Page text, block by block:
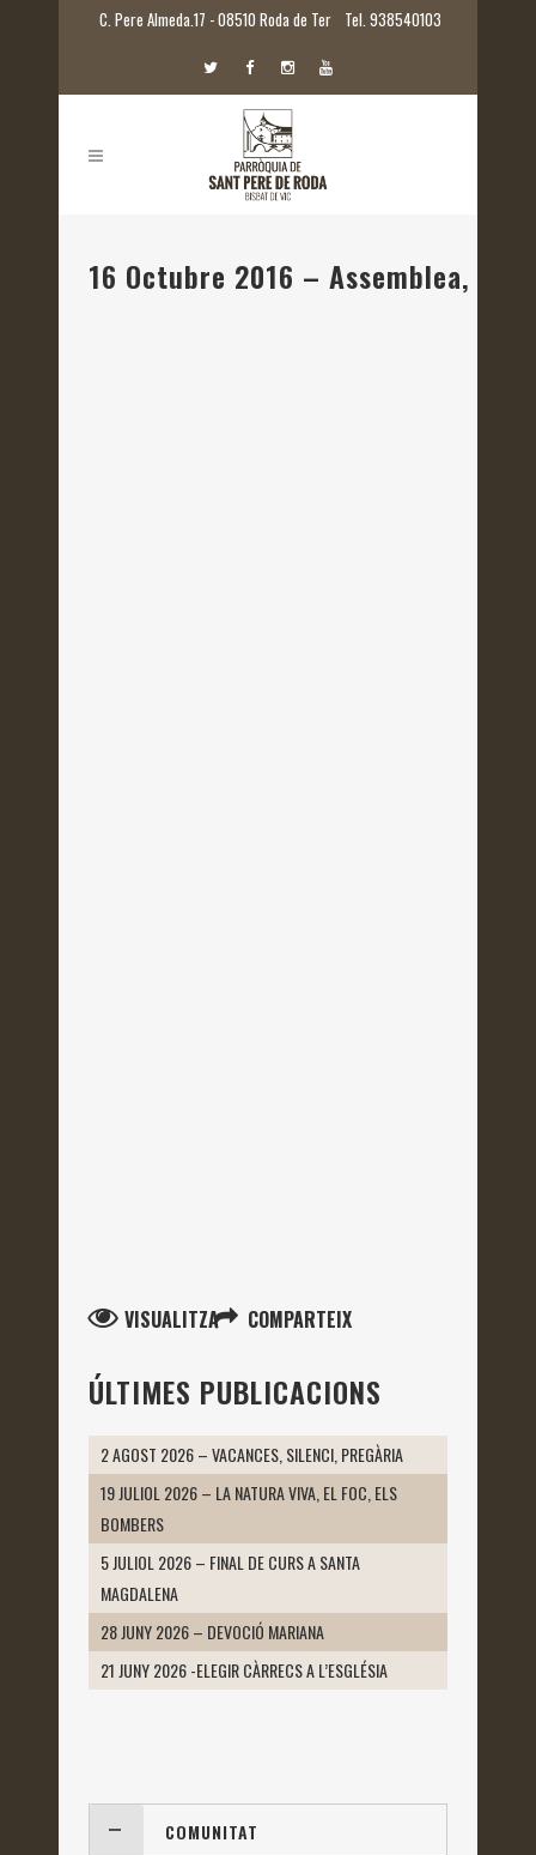
C. Pere Almeda.17 - 08510 Roda de Ter Tel. 938540103
16 Octubre 2016 – Assemblea, els
VISUALITZA COMPARTEIX
ÚLTIMES PUBLICACIONS
2 AGOST 2026 – VACANCES, SILENCI, PREGÀRIA
19 JULIOL 2026 – LA NATURA VIVA, EL FOC, ELS
BOMBERS
5 JULIOL 2026 – FINAL DE CURS A SANTA
MAGDALENA
28 JUNY 2026 – DEVOCIÓ MARIANA
21 JUNY 2026 -ELEGIR CÀRRECS A L’ESGLÉSIA
COMUNITAT